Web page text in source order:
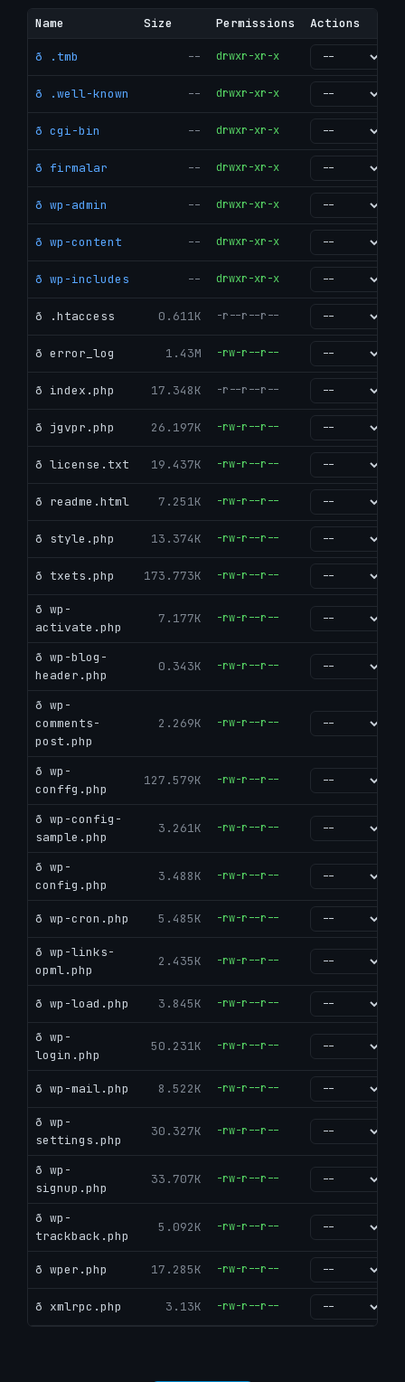
Name Size Permissions Actions
ð .tmb -- drwxr-xr-x
ð .well-known -- drwxr-xr-x
ð cgi-bin -- drwxr-xr-x
ð firmalar -- drwxr-xr-x
ð wp-admin -- drwxr-xr-x
ð wp-content -- drwxr-xr-x
ð wp-includes -- drwxr-xr-x
ð .htaccess 0.611K -r--r--r--
ð error_log 1.43M -rw-r--r--
ð index.php 17.348K -r--r--r--
ð jgvpr.php 26.197K -rw-r--r--
ð license.txt 19.437K -rw-r--r--
ð readme.html 7.251K -rw-r--r--
ð style.php 13.374K -rw-r--r--
ð txets.php 173.773K -rw-r--r--
ð wp-
activate.php
7.177K -rw-r--r--
ð wp-blog-
header.php
0.343K -rw-r--r--
ð wp-
comments-
post.php
2.269K -rw-r--r--
ð wp-
conffg.php
127.579K -rw-r--r--
ð wp-config-
sample.php
3.261K -rw-r--r--
ð wp-
config.php
3.488K -rw-r--r--
ð wp-cron.php 5.485K -rw-r--r--
ð wp-links-
opml.php
2.435K -rw-r--r--
ð wp-load.php 3.845K -rw-r--r--
ð wp-
login.php
50.231K -rw-r--r--
ð wp-mail.php 8.522K -rw-r--r--
ð wp-
settings.php
30.327K -rw-r--r--
ð wp-
signup.php
33.707K -rw-r--r--
ð wp-
trackback.php
5.092K -rw-r--r--
ð wper.php 17.285K -rw-r--r--
ð xmlrpc.php 3.13K -rw-r--r--